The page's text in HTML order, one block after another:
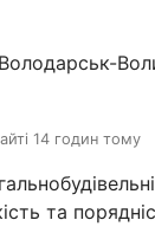
14 годин тому
та